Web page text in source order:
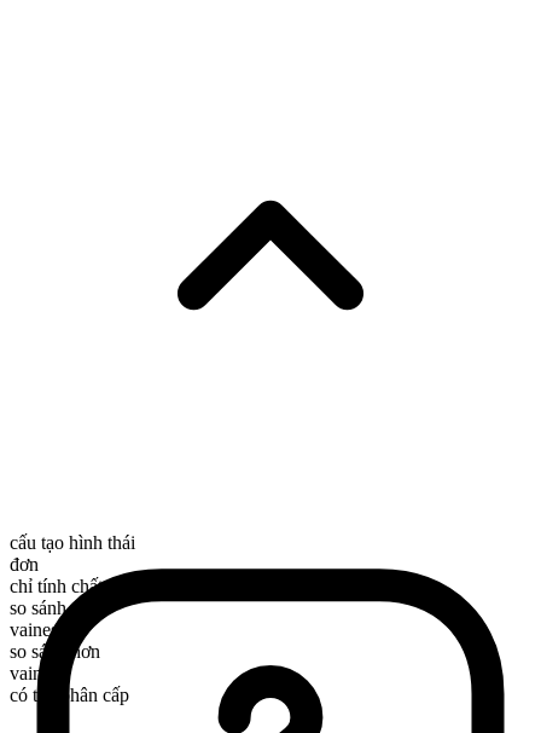
cấu tạo hình thái
đơn
chỉ tính chất
so sánh nhất
vainest
so sánh hơn
vainer
có thể phân cấp